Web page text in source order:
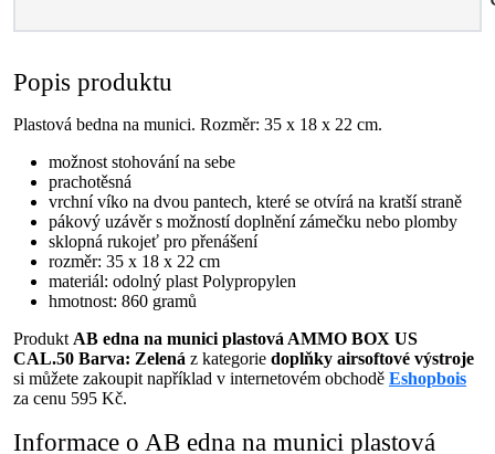
Popis produktu
Plastová bedna na munici. Rozměr: 35 x 18 x 22 cm.
možnost stohování na sebe
prachotěsná
vrchní víko na dvou pantech, které se otvírá na kratší straně
pákový uzávěr s možností doplnění zámečku nebo plomby
sklopná rukojeť pro přenášení
rozměr: 35 x 18 x 22 cm
materiál: odolný plast Polypropylen
hmotnost: 860 gramů
Produkt AB edna na munici plastová AMMO BOX US
CAL.50 Barva: Zelená z kategorie doplňky airsoftové výstroje
si můžete zakoupit například v internetovém obchodě Eshopbois
za cenu 595 Kč.
Informace o AB edna na munici plastová